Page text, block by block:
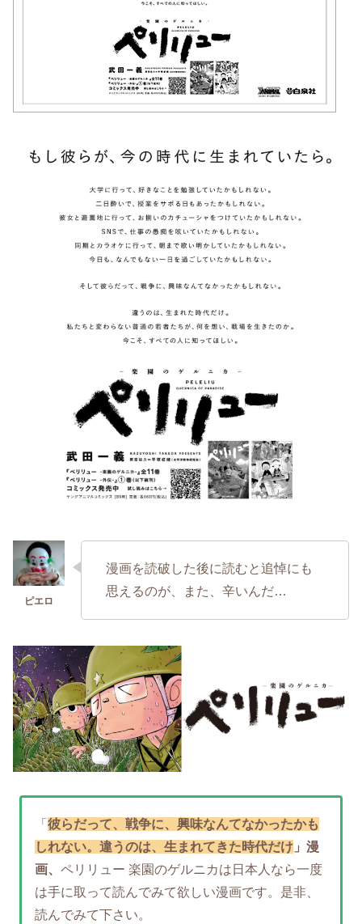
漫画を読破した後に読むと追悼にも
思えるのが、また、辛いんだ…
「彼らだって、戦争に、興味なんてなかったかも
しれない。違うのは、生まれてきた時代だけ 」漫
画、ペリリュー 楽園のゲルニカは日本人なら一度
は手に取って読んでみて欲しい漫画です。是非、
読んでみて下さい。